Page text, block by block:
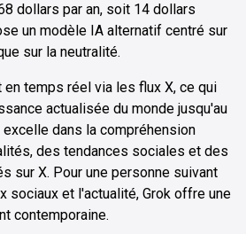
dollars par an, soit 14 dollars
un modèle IA alternatif centré sur
sur la neutralité.
en temps réel via les flux X, ce qui
actualisée du monde jusqu'au
dans la compréhension
des tendances sociales et des
sur X. Pour une personne suivant
sociaux et l'actualité, Grok offre une
contemporaine.